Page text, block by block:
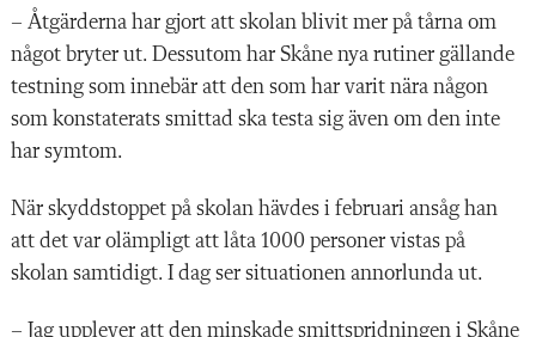
– Åtgärderna har gjort att skolan blivit mer på tårna om
något bryter ut. Dessutom har Skåne nya rutiner gällande
testning som innebär att den som har varit nära någon
som konstaterats smittad ska testa sig även om den inte
har symtom.
När skyddstoppet på skolan hävdes i februari ansåg han
att det var olämpligt att låta 1000 personer vistas på
skolan samtidigt. I dag ser situationen annorlunda ut.
– Jag upplever att den minskade smittspridningen i Skåne